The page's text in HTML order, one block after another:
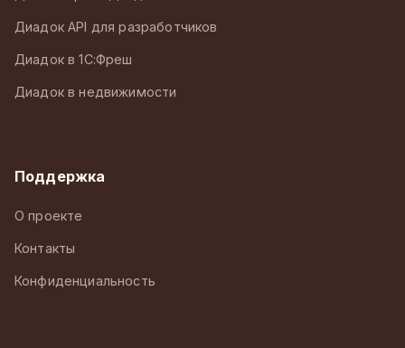
Диадок API для разработчиков
Диадок в 1С:Фреш
Диадок в недвижимости
Поддержка
О проекте
Контакты
Конфиденциальность